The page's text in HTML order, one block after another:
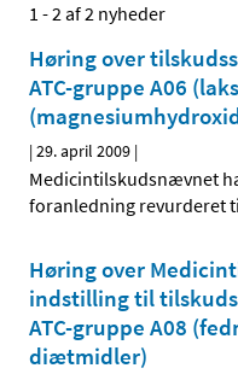
1 - 2 af 2 nyheder
Høring over
ATC-gruppe A06
|29. april 2009 |
Medicintilskudsnævnet
foranledning revurderet
Høring over
indstilling til
ATC-gruppe A08
diætmidler)